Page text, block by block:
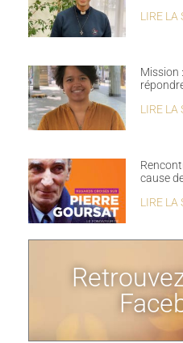
LIRE LA
Mission
LIRE LA
cause
LIRE LA